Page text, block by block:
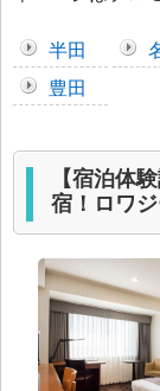
半田
豊田
【宿泊体
宿！ロワ